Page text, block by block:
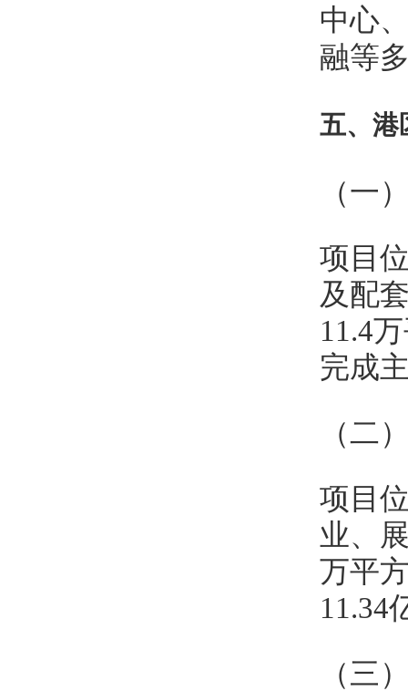
中心
融等
五、港
（一
项目
及配
11.4
完成
（二
项目
业、
万平
11.34
（三